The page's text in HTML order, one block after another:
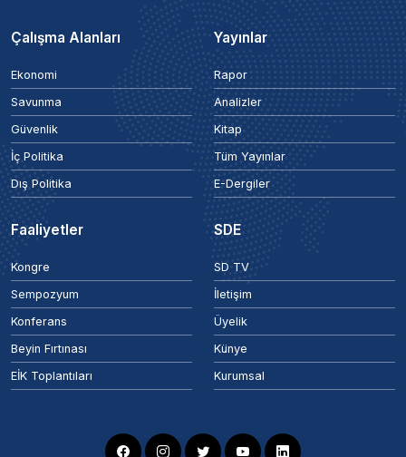
Çalışma Alanları
Ekonomi
Savunma
Güvenlik
İç Politika
Dış Politika
Yayınlar
Rapor
Analizler
Kitap
Tüm Yayınlar
E-Dergiler
Faaliyetler
Kongre
Sempozyum
Konferans
Beyin Fırtınası
EİK Toplantıları
SDE
SD TV
İletişim
Üyelik
Künye
Kurumsal